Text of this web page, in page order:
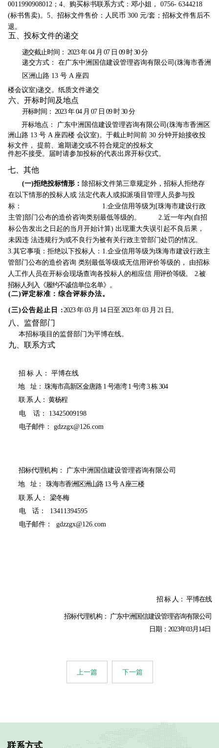
0011990908012；4、购买标书联系方式：邓小姐， 0756- 6344218
(标书售卖)。5、招标文件售价：人民币 300 元/套；招标文件售后不
退。
五、投标文件的递交
递交截止时间： 2023 年 04 月 07 日 09 时 30 分
递交方式： 在广东中洲国信建设管理咨询有限公司(珠海市香洲
区洲山路 13 号 A 座四
楼会议室)递交。纸质文件递交
六、开标时间及地点
开标时间： 2023 年 04 月 07 日 09 时 30 分
开标地点： 广东中洲国信建设管理咨询有限公司(珠海市香洲区
洲山路 13 号 A 座四楼 会议室)。于截止时间前 30 分钟开始接收投
标文件， 提前、逾期递交或不符合规定的投标文
件恕不接受。届时请参加投标的代表出席开标仪式。
七、 其他
(一)拒绝投标情形： 除招标文件第三章规定外，招标人拒绝存
在以下情形的投标人或 法定代表人或拟派项目管理人员参与投
标：
1.企业信用等级为[珠海市建设行政
主管]部门公布的造价咨询类别最低等级的。
2.近一年内(自招
标公告发出之日起的当月开始计算) 出现重大失误引起不良后果，
未因违 法违规行为或不良行为被有关行政主管部门处罚的情况。
3.其它事项：拒绝以下投标人：1.企业信用等级为珠海市建设行政主
管部门公布的造价咨询 类别最低等级或无信用评价等级的， 由招标
人工作人员在开标会现场查询各投标人的相应信 用评价等级。 2.被
招标人列入《履约不诚信单位名单》。
(二)评定标准：综合评标办法。
(三)公告起止日 :2023年 03 月 14 日至 2023 年 03 月 21 日。
八、监督部门
本招标项目的监督部门 为平博在线。
九、联系方式
招 标 人： 平博在线
地
址： 珠海市高新区金唐路 1 号港湾 1 号湾 3 栋 304
联 系 人： 黄杨程
电
话： 13425009198
电子邮件： gdzzgx@126.com
招标代理机构： 广东中洲国信建设管理咨询有限公司
地
址： 珠海市香洲区洲山路 13 号 A 座三楼
联 系 人： 梁冬梅
电
话： 13411394595
电子邮件： gdzzgx@126.com
招 标 人： 平博在线
招标代理机构： 广东中洲国信建设管理咨询有限公司
日期：2023年03月14日
上一篇 下一篇
联系方式